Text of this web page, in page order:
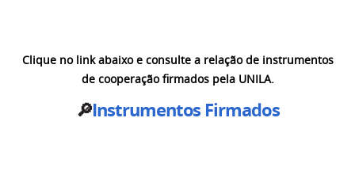
Clique no link abaixo e consulte a relação de instrumentos
de cooperação firmados pela UNILA.
🔎Instrumentos Firmados